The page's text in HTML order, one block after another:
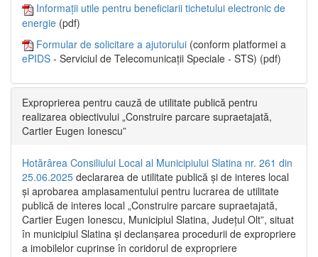
Informații utile pentru beneficiarii tichetului electronic de
energie (pdf)
Formular de solicitare a ajutorului (conform platformei a
ePIDS - Serviciul de Telecomunicații Speciale - STS) (pdf)
Exproprierea pentru cauză de utilitate publică pentru
realizarea obiectivului „Construire parcare supraetajată,
Cartier Eugen Ionescu”
Hotărârea Consiliului Local al Municipiului Slatina nr. 261 din
25.06.2025 declararea de utilitate publică și de interes local
și aprobarea amplasamentului pentru lucrarea de utilitate
publică de interes local „Construire parcare supraetajată,
Cartier Eugen Ionescu, Municipiul Slatina, Județul Olt”, situat
în municipiul Slatina și declanșarea procedurii de expropriere
a imobilelor cuprinse în coridorul de expropriere